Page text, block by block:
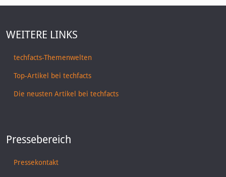
WEITERE LINKS
techfacts-Themenwelten
Top-Artikel bei techfacts
Die neusten Artikel bei techfacts
Pressebereich
Pressekontakt